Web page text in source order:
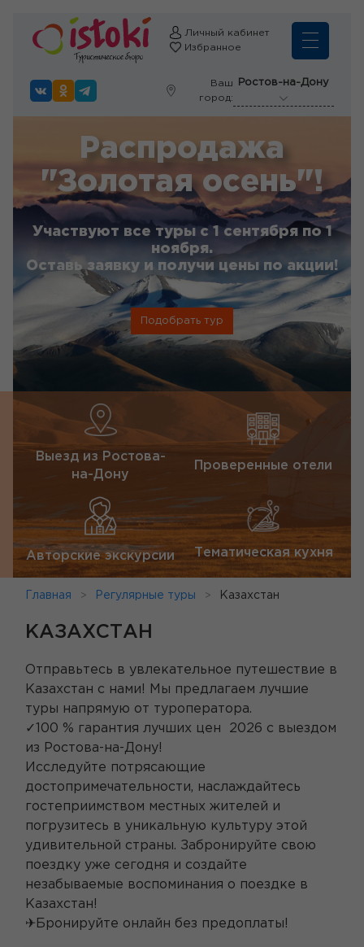
Личный кабинет
Избранное
Ваш
город:
Распродажа
"Золотая осень"!
Участвуют все туры с 1 сентября по 1
ноября.
Оставь заявку и получи цены по акции!
Подобрать тур
Выезд из Ростова-
на-Дону
Проверенные отели
Авторские экскурсии Тематическая кухня
Главная Регулярные туры Казахстан
КАЗАХСТАН
Отправьтесь в увлекательное путешествие в
Казахстан с нами! Мы предлагаем лучшие
туры напрямую от туроператора.
✓100 % гарантия лучших цен 2026 с выездом
из Ростова-на-Дону!
Исследуйте потрясающие
достопримечательности, наслаждайтесь
гостеприимством местных жителей и
погрузитесь в уникальную культуру этой
удивительной страны. Забронируйте свою
поездку уже сегодня и создайте
незабываемые воспоминания о поездке в
Казахстан!
✈Бронируйте онлайн без предоплаты!